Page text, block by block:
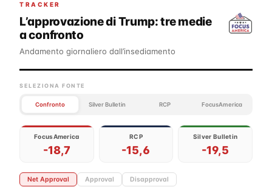
TRACKER
L’approvazione di Trump: tre medie
a confronto
Andamento giornaliero dall’insediamento
SELEZIONA FONTE
Confronto Silver Bulletin RCP FocusAmerica
FocusAmerica
-18,7
RCP
-15,6
Silver Bulletin
-19,5
Net Approval Approval Disapproval